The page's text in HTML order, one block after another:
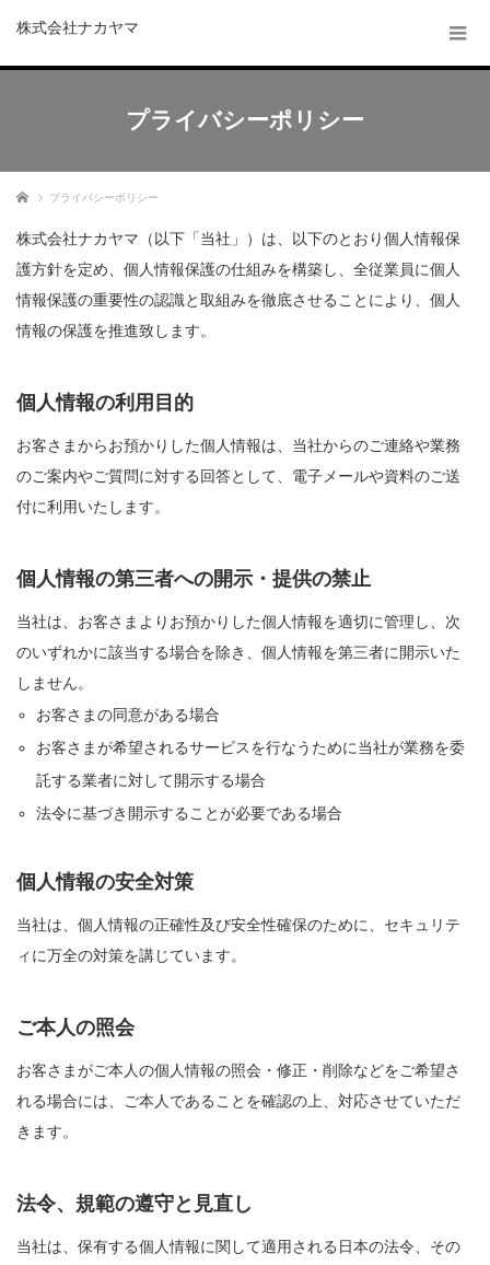
株式会社ナカヤマ
プライバシーポリシー
ホーム プライバシーポリシー
株式会社ナカヤマ（以下「当社」）は、以下のとおり個人情報保
護方針を定め、個人情報保護の仕組みを構築し、全従業員に個人
情報保護の重要性の認識と取組みを徹底させることにより、個人
情報の保護を推進致します。
個人情報の利用目的
お客さまからお預かりした個人情報は、当社からのご連絡や業務
のご案内やご質問に対する回答として、電子メールや資料のご送
付に利用いたします。
個人情報の第三者への開示・提供の禁止
当社は、お客さまよりお預かりした個人情報を適切に管理し、次
のいずれかに該当する場合を除き、個人情報を第三者に開示いた
しません。
お客さまの同意がある場合
お客さまが希望されるサービスを行なうために当社が業務を委
託する業者に対して開示する場合
法令に基づき開示することが必要である場合
個人情報の安全対策
当社は、個人情報の正確性及び安全性確保のために、セキュリテ
ィに万全の対策を講じています。
ご本人の照会
お客さまがご本人の個人情報の照会・修正・削除などをご希望さ
れる場合には、ご本人であることを確認の上、対応させていただ
きます。
法令、規範の遵守と見直し
当社は、保有する個人情報に関して適用される日本の法令、その